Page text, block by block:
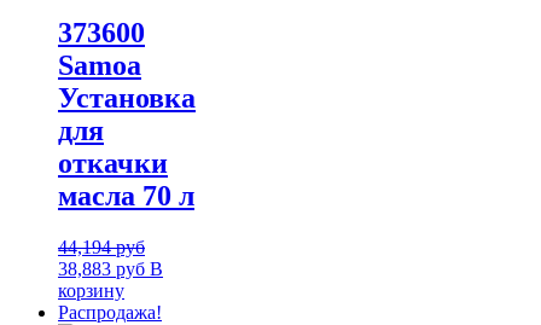
373600
Samoa
Установка
для
откачки
масла 70 л
44,194руб
38,883 руб В
корзину
Распродажа!